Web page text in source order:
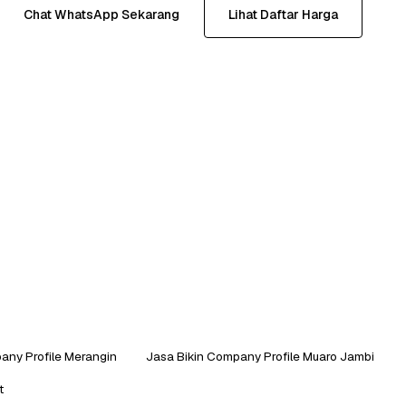
Chat WhatsApp Sekarang Lihat Daftar Harga
Profile Merangin
Jasa Bikin Company Profile Muaro Jambi